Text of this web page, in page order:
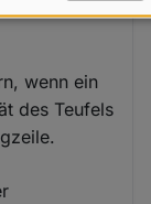
wenn ein
des Teufels